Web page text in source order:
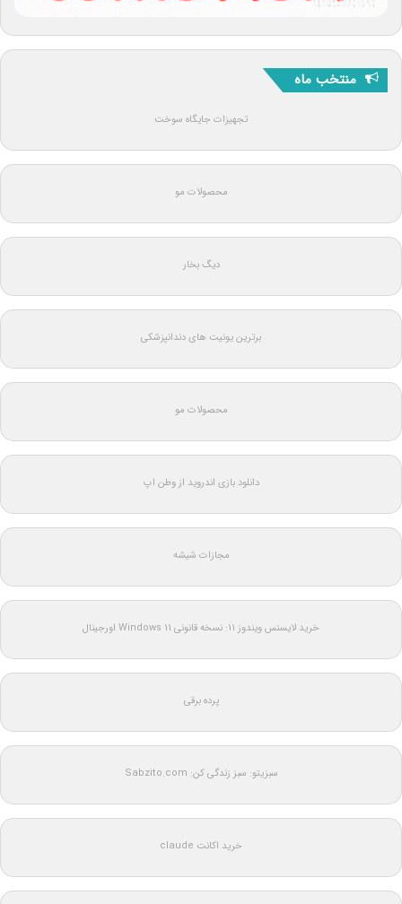
منتخب ماه
تجهیزات جایگاه سوخت
محصولات مو
دیگ بخار
برترین یونیت های دندانپزشکی
محصولات مو
دانلود بازی اندروید از وطن اپ
مجازات شیشه
خرید لایسنس ویندوز 11: نسخه قانونی Windows 11 اورجینال
پرده برقی
سبزیتو: سبز زندگی کن: Sabzito.com
خرید اکانت claude